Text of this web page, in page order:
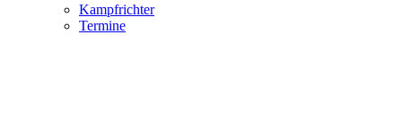
Kampfrichter
Termine